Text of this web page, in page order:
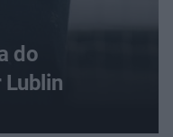
do
Lublin